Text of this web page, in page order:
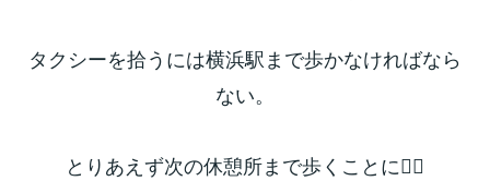
タクシーを拾うには横浜駅まで歩かなければなら
ない。
とりあえず次の休憩所まで歩くことに🚶‍♂️